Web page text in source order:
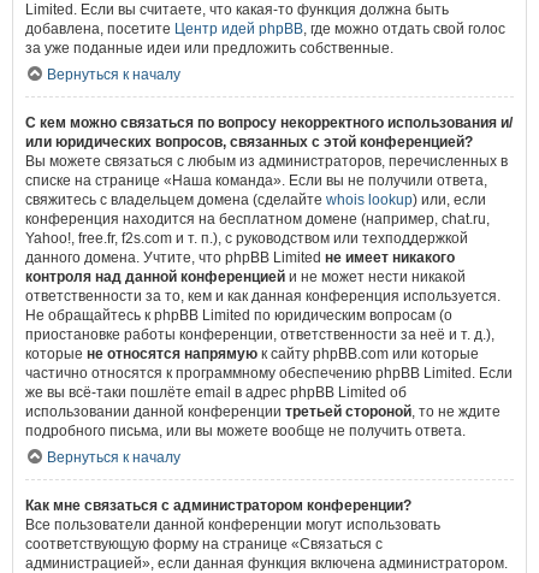
Limited. Если вы считаете, что какая-то функция должна быть
добавлена, посетите Центр идей phpBB, где можно отдать свой голос
за уже поданные идеи или предложить собственные.
Вернуться к началу
С кем можно связаться по вопросу некорректного использования и/
или юридических вопросов, связанных с этой конференцией?
Вы можете связаться с любым из администраторов, перечисленных в
списке на странице «Наша команда». Если вы не получили ответа,
свяжитесь с владельцем домена (сделайте whois lookup) или, если
конференция находится на бесплатном домене (например, chat.ru,
Yahoo!, free.fr, f2s.com и т. п.), с руководством или техподдержкой
данного домена. Учтите, что phpBB Limited не имеет никакого
контроля над данной конференцией и не может нести никакой
ответственности за то, кем и как данная конференция используется.
Не обращайтесь к phpBB Limited по юридическим вопросам (о
приостановке работы конференции, ответственности за неё и т. д.),
которые не относятся напрямую к сайту phpBB.com или которые
частично относятся к программному обеспечению phpBB Limited. Если
же вы всё-таки пошлёте email в адрес phpBB Limited об
использовании данной конференции третьей стороной, то не ждите
подробного письма, или вы можете вообще не получить ответа.
Вернуться к началу
Как мне связаться с администратором конференции?
Все пользователи данной конференции могут использовать
соответствующую форму на странице «Связаться с
администрацией», если данная функция включена администратором.